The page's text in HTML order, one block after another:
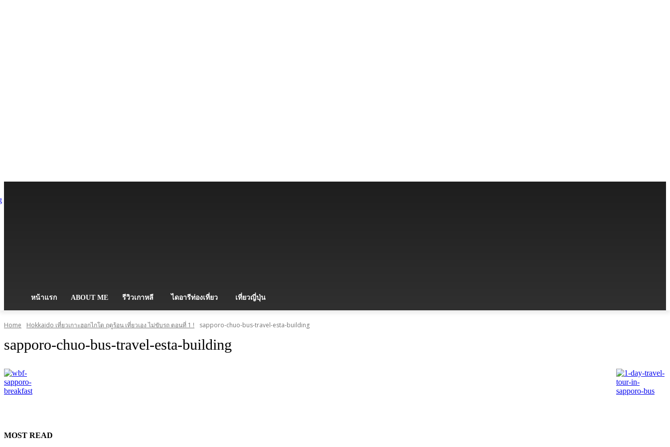
หน้าแรก ABOUT ME รีวิวเกาหลี ไดอารีท่องเที่ยว เที่ยวญี่ปุ่น
Home Hokkaido เที่ยวเกาะฮอกไกโด ฤดูร้อน เที่ยวเอง ไม่ขับรถ ตอนที่ 1 ! sapporo-chuo-bus-travel-esta-building
sapporo-chuo-bus-travel-esta-building
MOST READ